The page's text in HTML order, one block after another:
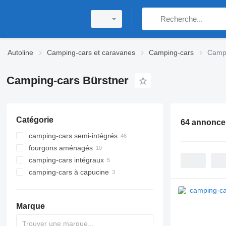
Autoline Camping-cars et caravanes Camping-cars
Camping-cars Bürstner
Catégorie
camping-cars semi-intégrés
fourgons aménagés
camping‐cars intégraux
camping-cars à capucine
Marque
64